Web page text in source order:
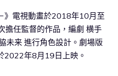
》電視動畫於2018年10月至
擔任監督的作品，編劇 横手
未来 進行角色設計。劇場版
2022年8月19日上映。